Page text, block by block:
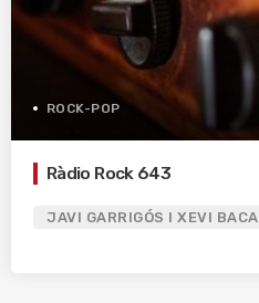
ROCK-POP
Ràdio Rock 643
JAVI GARRIGÓS I XEVI BACA